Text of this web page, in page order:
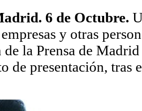
6 de Octubre.
y otras
la Prensa de
de presentación,